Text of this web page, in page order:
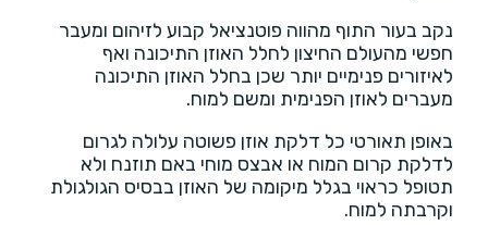
נקב בעור התוף מהווה פוטנציאל קבוע לזיהום ומעבר
חפשי מהעולם החיצון לחלל האוזן התיכונה ואף
לאיזורים פנימיים יותר שכן בחלל האוזן התיכונה
מעברים לאוזן הפנימית ומשם למוח.
באופן תאורטי כל דלקת אוזן פשוטה עלולה לגרום
לדלקת קרום המוח או אבצס מוחי באם תוזנח ולא
תטופל כראוי בגלל מיקומה של האוזן בבסיס הגולגולת
וקרבתה למוח.